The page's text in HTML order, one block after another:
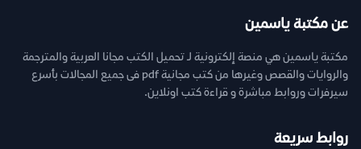
عن مكتبة ياسمين
مكتبة ياسمين هي منصة إلكترونية لـ تحميل الكتب مجانا العربية والمترجمة
والروايات والقصص وغيرها من كتب مجانية pdf فى جميع المجالات بأسرع
سيرفرات وروابط مباشرة و قراءة كتب اونلاين.
روابط سريعة